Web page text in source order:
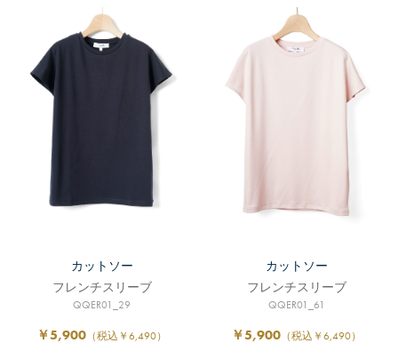
カットソー
フレンチスリーブ
QQER01_29
￥5,900 （税込￥6,490）
カットソー
フレンチスリーブ
QQER01_61
￥5,900 （税込￥6,490）